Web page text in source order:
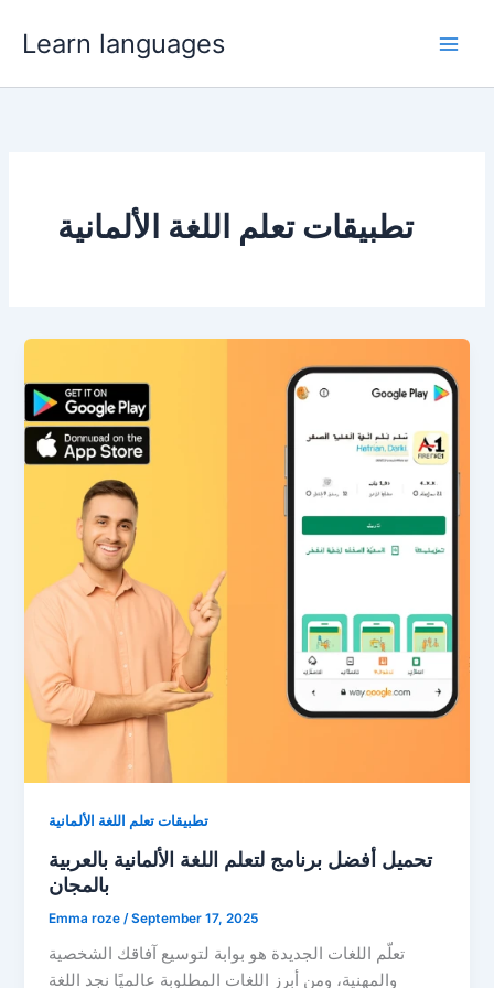
Learn languages
تطبيقات تعلم اللغة الألمانية
تطبيقات تعلم اللغة الألمانية
تحميل أفضل برنامج لتعلم اللغة الألمانية بالعربية
بالمجان
Emma roze /September 17, 2025
تعلّم اللغات الجديدة هو بوابة لتوسيع آفاقك الشخصية
والمهنية، ومن أبرز اللغات المطلوبة عالميًا نجد اللغة